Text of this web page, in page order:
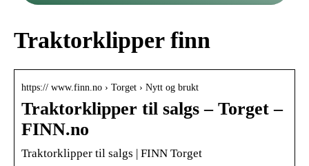
Traktorklipper finn
https:// www.finn.no › Torget › Nytt og brukt
Traktorklipper til salgs – Torget –
FINN.no
Traktorklipper til salgs | FINN Torget